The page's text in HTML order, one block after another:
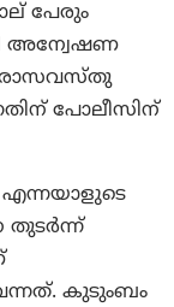
പേരും
അന്വേഷണ
രാസവസ്തു
പോലീസിന്
തുടർന്ന്
കുടുംബം